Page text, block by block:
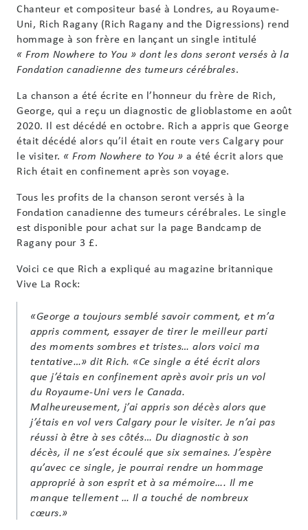
Chanteur et compositeur basé à Londres, au Royaume-
Uni, Rich Ragany (Rich Ragany and the Digressions) rend
hommage à son frère en lançant un single intitulé
« From Nowhere to You » dont les dons seront versés à la
Fondation canadienne des tumeurs cérébrales.
La chanson a été écrite en l’honneur du frère de Rich,
George, qui a reçu un diagnostic de glioblastome en août
2020. Il est décédé en octobre. Rich a appris que George
était décédé alors qu’il était en route vers Calgary pour
le visiter. « From Nowhere to You » a été écrit alors que
Rich était en confinement après son voyage.
Tous les profits de la chanson seront versés à la
Fondation canadienne des tumeurs cérébrales. Le single
est disponible pour achat sur la page Bandcamp de
Ragany pour 3 £.
Voici ce que Rich a expliqué au magazine britannique
Vive La Rock:
«George a toujours semblé savoir comment, et m’a
appris comment, essayer de tirer le meilleur parti
des moments sombres et tristes… alors voici ma
tentative…» dit Rich. «Ce single a été écrit alors
que j’étais en confinement après avoir pris un vol
du Royaume-Uni vers le Canada.
Malheureusement, j’ai appris son décès alors que
j’étais en vol vers Calgary pour le visiter. Je n’ai pas
réussi à être à ses côtés… Du diagnostic à son
décès, il ne s’est écoulé que six semaines. J’espère
qu’avec ce single, je pourrai rendre un hommage
approprié à son esprit et à sa mémoire…. Il me
manque tellement … Il a touché de nombreux
cœurs.»